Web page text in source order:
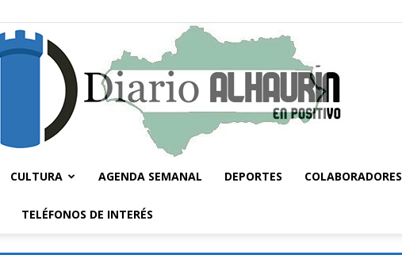
CULTURA AGENDA SEMANAL DEPORTES COLABORADORES
TELÉFONOS DE INTERÉS